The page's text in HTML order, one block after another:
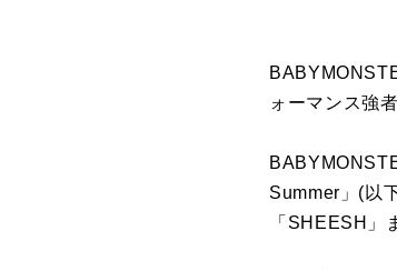
ォーマンス強
Summer」(以
「SHEESH」